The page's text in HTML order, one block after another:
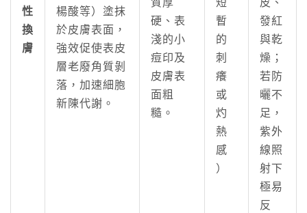
性
換
膚
楊酸等）塗抹
於皮膚表面，
強效促使表皮
層老廢角質剝
落，加速細胞
新陳代謝。
質厚
硬、表
淺的小
痘印及
皮膚表
面粗
糙。
短
暫
的
刺
癢
或
灼
熱
感
）
皮、
發紅
與乾
燥；
若防
曬不
足，
紫外
線照
射下
極易
反